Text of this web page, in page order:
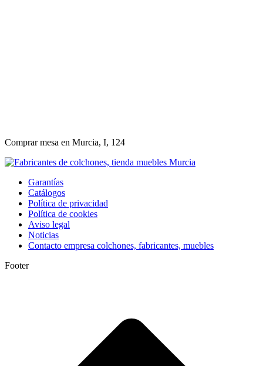
Comprar mesa en Murcia, I, 124
Garantías
Catálogos
Política de privacidad
Política de cookies
Aviso legal
Noticias
Contacto empresa colchones, fabricantes, muebles
Footer